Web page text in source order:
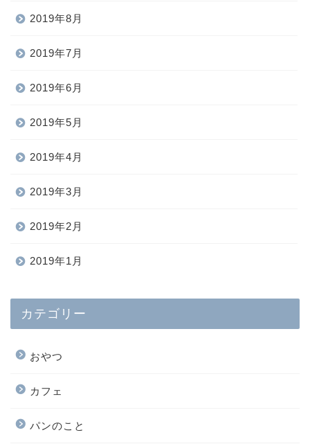
2019年8月
2019年7月
2019年6月
2019年5月
2019年4月
2019年3月
2019年2月
2019年1月
カテゴリー
おやつ
カフェ
パンのこと